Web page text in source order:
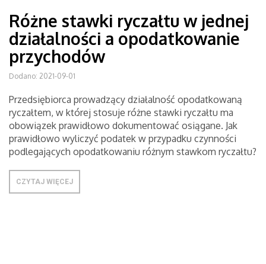
Różne stawki ryczałtu w jednej
działalności a opodatkowanie
przychodów
Dodano: 2021-09-01
Przedsiębiorca prowadzący działalność opodatkowaną
ryczałtem, w której stosuje różne stawki ryczałtu ma
obowiązek prawidłowo dokumentować osiągane. Jak
prawidłowo wyliczyć podatek w przypadku czynności
podlegających opodatkowaniu różnym stawkom ryczałtu?
CZYTAJ WIĘCEJ